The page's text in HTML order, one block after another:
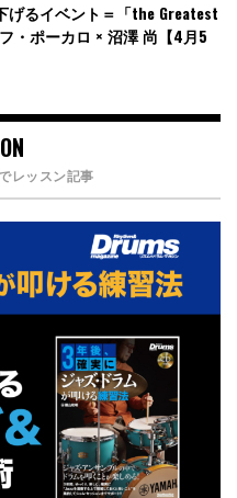
げるイベント＝「the Greatest
ポーカロ × 沼澤 尚【4月5
レッスン記事